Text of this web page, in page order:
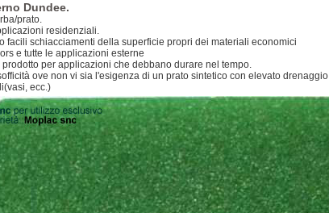
Dundee.
prato.
residenziali.
facili schiacciamenti della superficie propri dei materiali economici
e tutte le applicazioni esterne
per applicazioni che debbano durare nel tempo.
ove non vi sia l'esigenza di un prato sintetico con elevato
ecc.)